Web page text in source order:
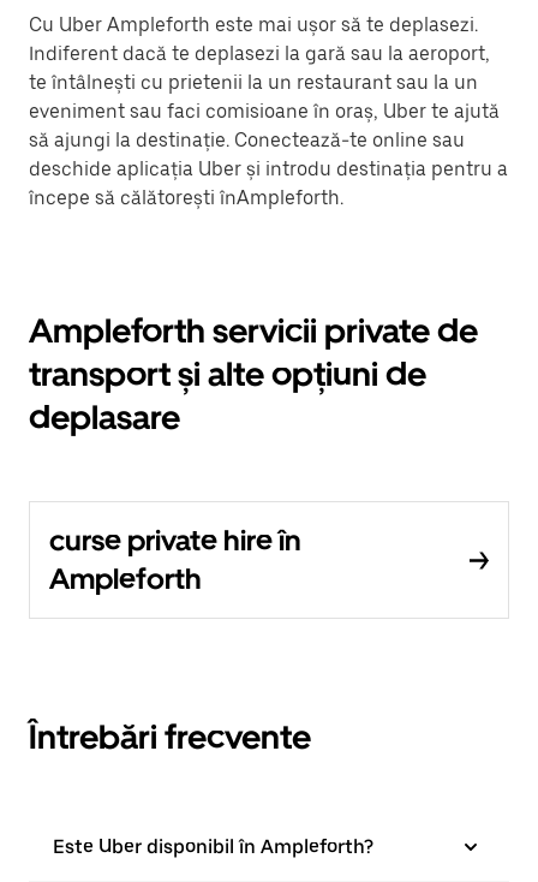
Cu Uber Ampleforth este mai ușor să te deplasezi.
Indiferent dacă te deplasezi la gară sau la aeroport,
te întâlnești cu prietenii la un restaurant sau la un
eveniment sau faci comisioane în oraș, Uber te ajută
să ajungi la destinație. Conectează-te online sau
deschide aplicația Uber și introdu destinația pentru a
începe să călătorești înAmpleforth.
Ampleforth servicii private de
transport și alte opțiuni de
deplasare
curse private hire în
Ampleforth
Întrebări frecvente
Este Uber disponibil în Ampleforth?